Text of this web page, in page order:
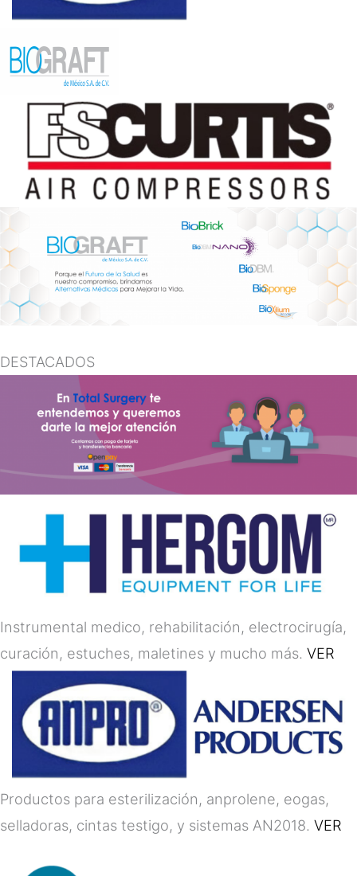
DESTACADOS
Instrumental medico, rehabilitación, electrocirugía,
curación, estuches, maletines y mucho más. VER
Productos para esterilización, anprolene, eogas,
selladoras, cintas testigo, y sistemas AN2018. VER